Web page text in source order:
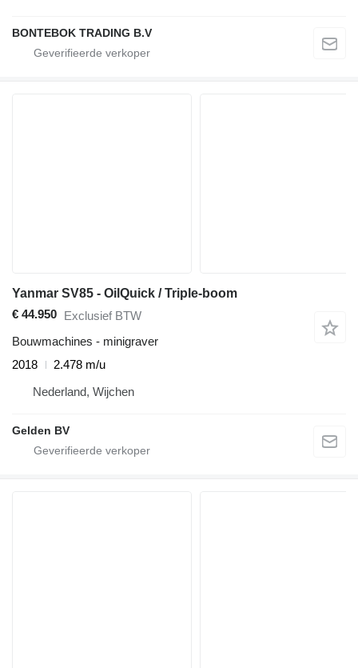
BONTEBOK TRADING B.V
Yanmar SV85 - OilQuick / Triple-boom
€ 44.950 Exclusief BTW
Bouwmachines - minigraver
2018
2.478 m/u
Nederland, Wijchen
Gelden BV